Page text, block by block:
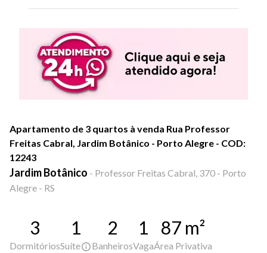
Apartamento de 3 quartos à venda Rua Professor
Freitas Cabral, Jardim Botânico - Porto Alegre - COD:
12243
Jardim Botânico - Professor Freitas Cabral, 370 - Porto
Alegre - RS
3
Dormitórios
1
Suíte
2
Banheiros
1
Vaga
87 m²
Área Privativa